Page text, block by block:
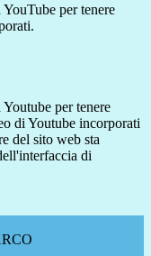
per tenere
per tenere
di Youtube incorporati
del sito web sta
di